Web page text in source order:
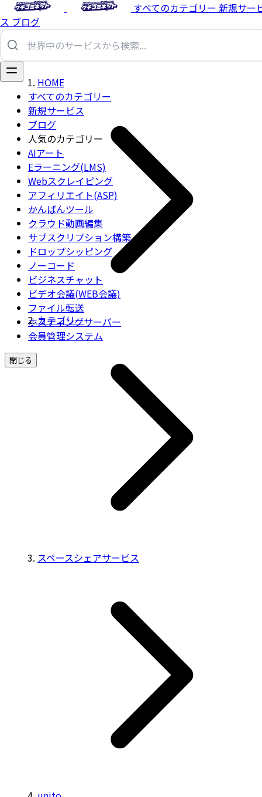
すべてのカテゴリー 新規サー
ス ブログ
すべてのカテゴリー
新規サービス
ブログ
人気のカテゴリー
AIアート
Eラーニング(LMS)
Webスクレイピング
アフィリエイト(ASP)
かんばんツール
クラウド動画編集
サブスクリプション構築
ドロップシッピング
ノーコード
ビジネスチャット
ビデオ会議(WEB会議)
ファイル転送
ホスティングサーバー
会員管理システム
閉じる
HOME
カテゴリー
スペースシェアサービス